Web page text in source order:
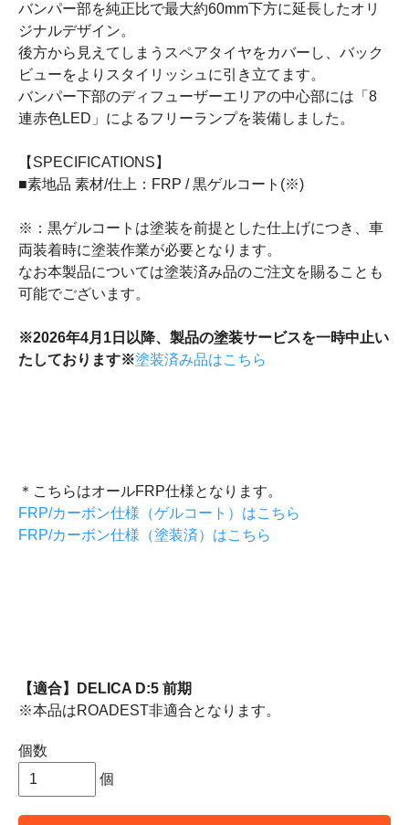
バンパー部を純正比で最大約60mm下方に延長したオリ
ジナルデザイン。
後方から見えてしまうスペアタイヤをカバーし、バック
ビューをよりスタイリッシュに引き立てます。
バンパー下部のディフューザーエリアの中心部には「8
連赤色LED」によるフリーランプを装備しました。
【SPECIFICATIONS】
■素地品 素材/仕上：FRP / 黒ゲルコート(※)
※：黒ゲルコートは塗装を前提とした仕上げにつき、車
両装着時に塗装作業が必要となります。
なお本製品については塗装済み品のご注文を賜ることも
可能でございます。
※2026年4月1日以降、製品の塗装サービスを一時中止い
たしております※塗装済み品はこちら
＊こちらはオールFRP仕様となります。
FRP/カーボン仕様（ゲルコート）はこちら
FRP/カーボン仕様（塗装済）はこちら
【適合】DELICA D:5 前期
※本品はROADEST非適合となります。
個数
個